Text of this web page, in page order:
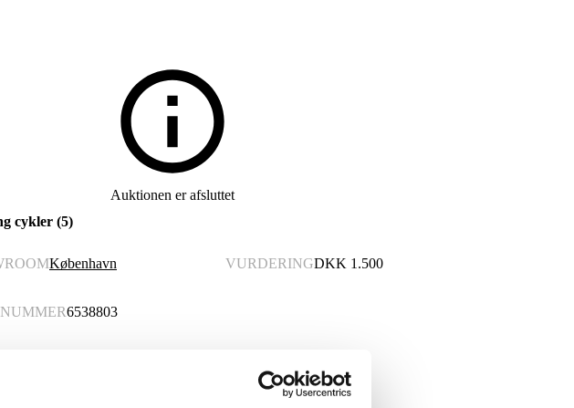
Auktionen er afsluttet
cykler (5)
København VURDERINGDKK 1.500
6538803